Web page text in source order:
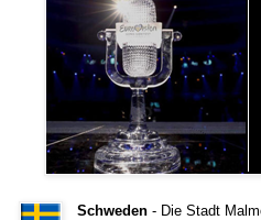
Schweden- Die Stadt